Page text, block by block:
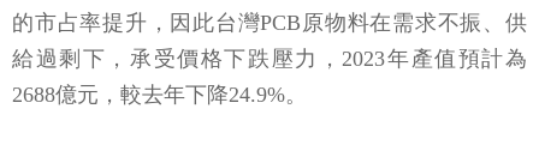
的市占率提升，因此台灣PCB原物料在需求不振、供
給過剩下，承受價格下跌壓力，2023年產值預計為
2688億元，較去年下降24.9%。